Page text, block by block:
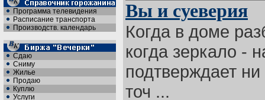
Программа телевидения
Расписание транспорта
Производств. календарь
Сдаю
Сниму
Жилье
Продаю
Куплю
Услуги
Вы и суеверия
Когда в доме
когда зеркало -
подтверждает ни
точ ...